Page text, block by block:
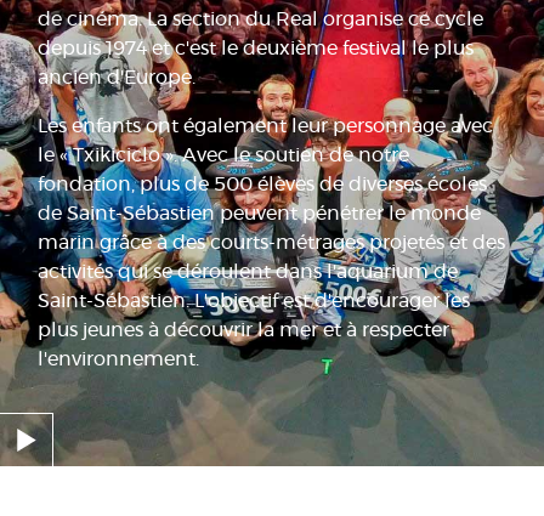
de cinéma. La section du Real organise ce cycle
depuis 1974 et c'est le deuxième festival le plus
ancien d'Europe.
Les enfants ont également leur personnage avec
le « Txikiciclo ». Avec le soutien de notre
fondation, plus de 500 élèves de diverses écoles
de Saint-Sébastien peuvent pénétrer le monde
marin grâce à des courts-métrages projetés et des
activités qui se déroulent dans l'aquarium de
Saint-Sébastien. L'objectif est d'encourager les
plus jeunes à découvrir la mer et à respecter
l'environnement.